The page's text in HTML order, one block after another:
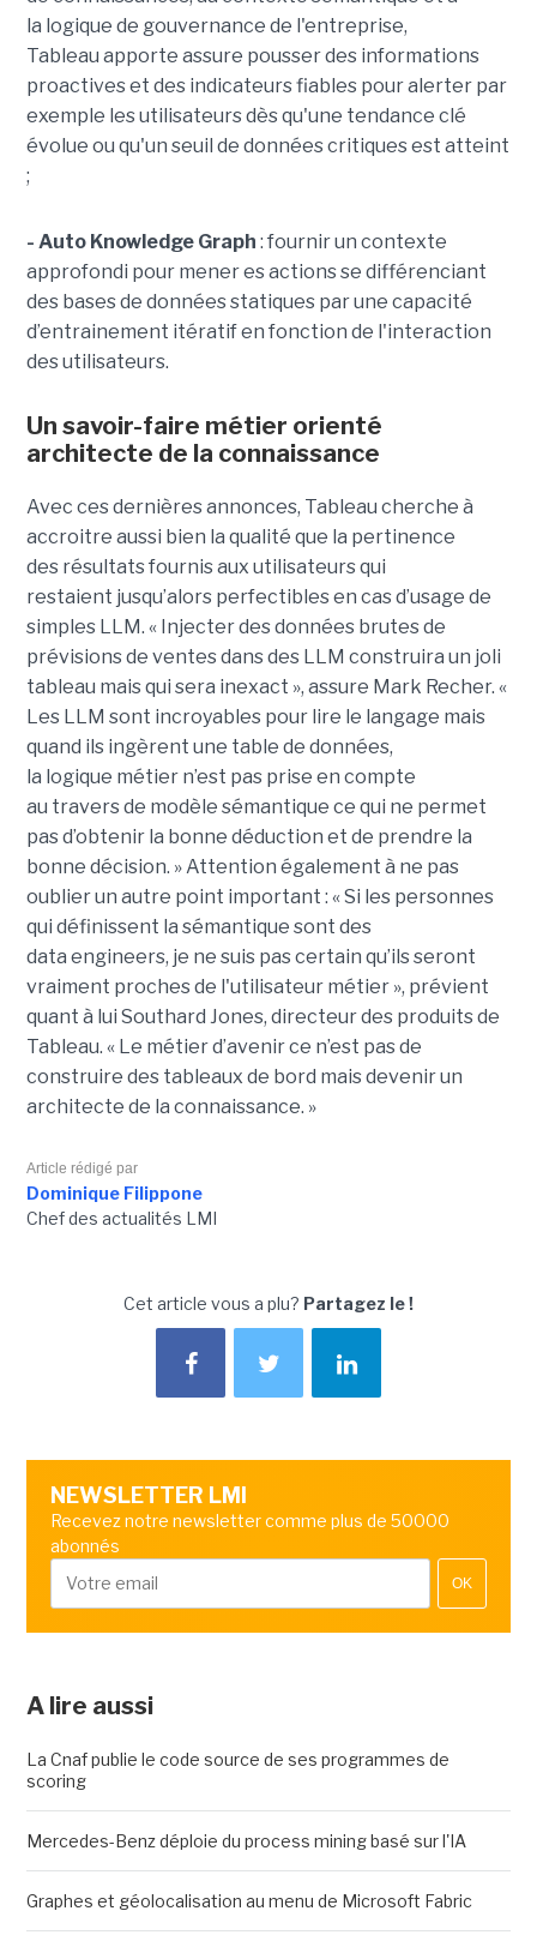
la logique de gouvernance de l'entreprise,
Tableau apporte assure pousser des informations
proactives et des indicateurs fiables pour alerter par
exemple les utilisateurs dès qu'une tendance clé
évolue ou qu'un seuil de données critiques est atteint
;
- Auto Knowledge Graph : fournir un contexte
approfondi pour mener es actions se différenciant
des bases de données statiques par une capacité
d’entrainement itératif en fonction de l'interaction
des utilisateurs.
Un savoir-faire métier orienté
architecte de la connaissance
Avec ces dernières annonces, Tableau cherche à
accroitre aussi bien la qualité que la pertinence
desrésultats fournis aux utilisateurs qui
restaient jusqu’alors perfectiblesen cas d’usage de
simples LLM. « Injecterdes données brutes de
prévisions de ventes dans des LLM construira un joli
tableau mais qui sera inexact », assure Mark Recher. «
Les LLM sont incroyables pour lire le langage mais
quand ils ingèrent une table de données,
la logique métier n’est pas prise en compte
au travers de modèle sémantique ce qui ne permet
pas d’obtenir la bonne déduction et de prendre la
bonne décision. »Attention également à ne pas
oublier un autre point important : « Si les personnes
qui définissent la sémantique sont des
data engineers, je ne suis pas certain qu’ils seront
vraiment proches de l'utilisateur métier », prévient
quant à lui Southard Jones, directeur des produits de
Tableau. « Le métier d’avenir ce n’est pas de
construire des tableaux de bord mais devenir un
architecte de la connaissance. »
Article rédigé par
Dominique Filippone
Chef des actualités LMI
Cet article vous a plu? Partagez le !
NEWSLETTER LMI
Recevez notre newsletter comme plus de 50000
abonnés
OK
A lire aussi
La Cnaf publie le code source de ses programmes de
scoring
Mercedes-Benz déploie du process mining basé sur l'IA
Graphes et géolocalisation au menu de Microsoft Fabric